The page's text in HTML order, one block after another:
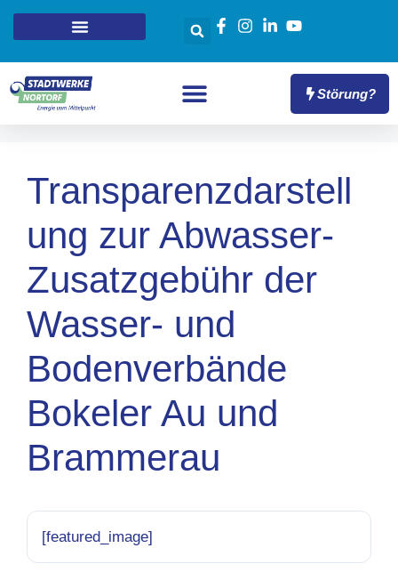
Störung?
Transparenzdarstell
ung zur Abwasser-
Zusatzgebühr der
Wasser- und
Bodenverbände
Bokeler Au und
Brammerau
[featured_image]